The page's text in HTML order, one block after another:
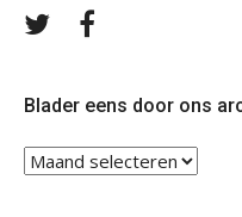
Volg
Blader eens door ons
Blader
eens